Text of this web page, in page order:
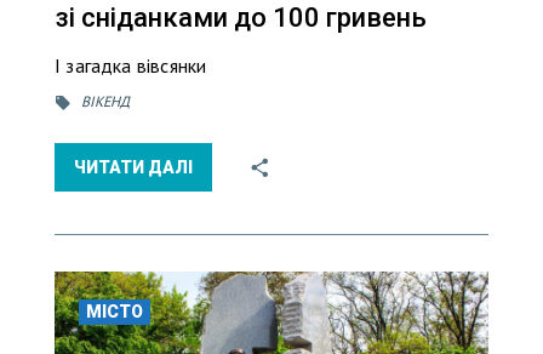
зі сніданками до 100 гривень
І загадка вівсянки
ВІКЕНД
ЧИТАТИ ДАЛІ
МІСТО